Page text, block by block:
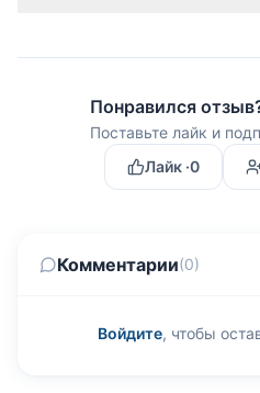
Понравился
Поставьте лайк и
Лайк ·0
Комментарии(0)
Войдите, чтобы